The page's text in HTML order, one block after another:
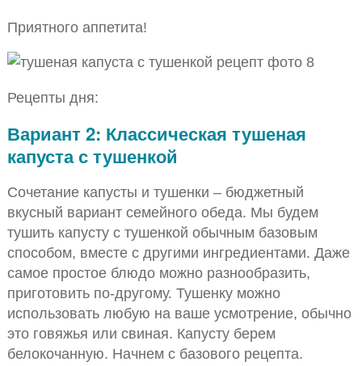
Приятного аппетита!
Рецепты дня:
Вариант 2: Классическая тушеная
капуста с тушенкой
Сочетание капусты и тушенки – бюджетный
вкусный вариант семейного обеда. Мы будем
тушить капусту с тушенкой обычным базовым
способом, вместе с другими ингредиентами. Даже
самое простое блюдо можно разнообразить,
приготовить по-другому. Тушенку можно
использовать любую на ваше усмотрение, обычно
это говяжья или свиная. Капусту берем
белокочанную. Начнем с базового рецепта.